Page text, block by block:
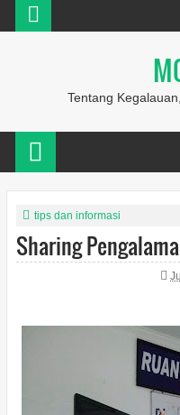
Tentang
tips dan informasi
Sharing